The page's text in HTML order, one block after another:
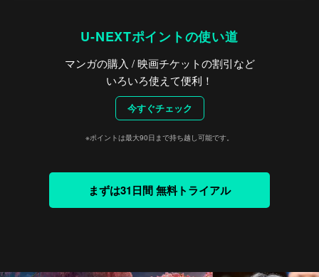
U-NEXTポイントの使い道
マンガの購入 / 映画チケットの割引など
いろいろ使えて便利！
今すぐチェック
※ポイントは最大90日まで持ち越し可能です。
まずは31日間 無料トライアル